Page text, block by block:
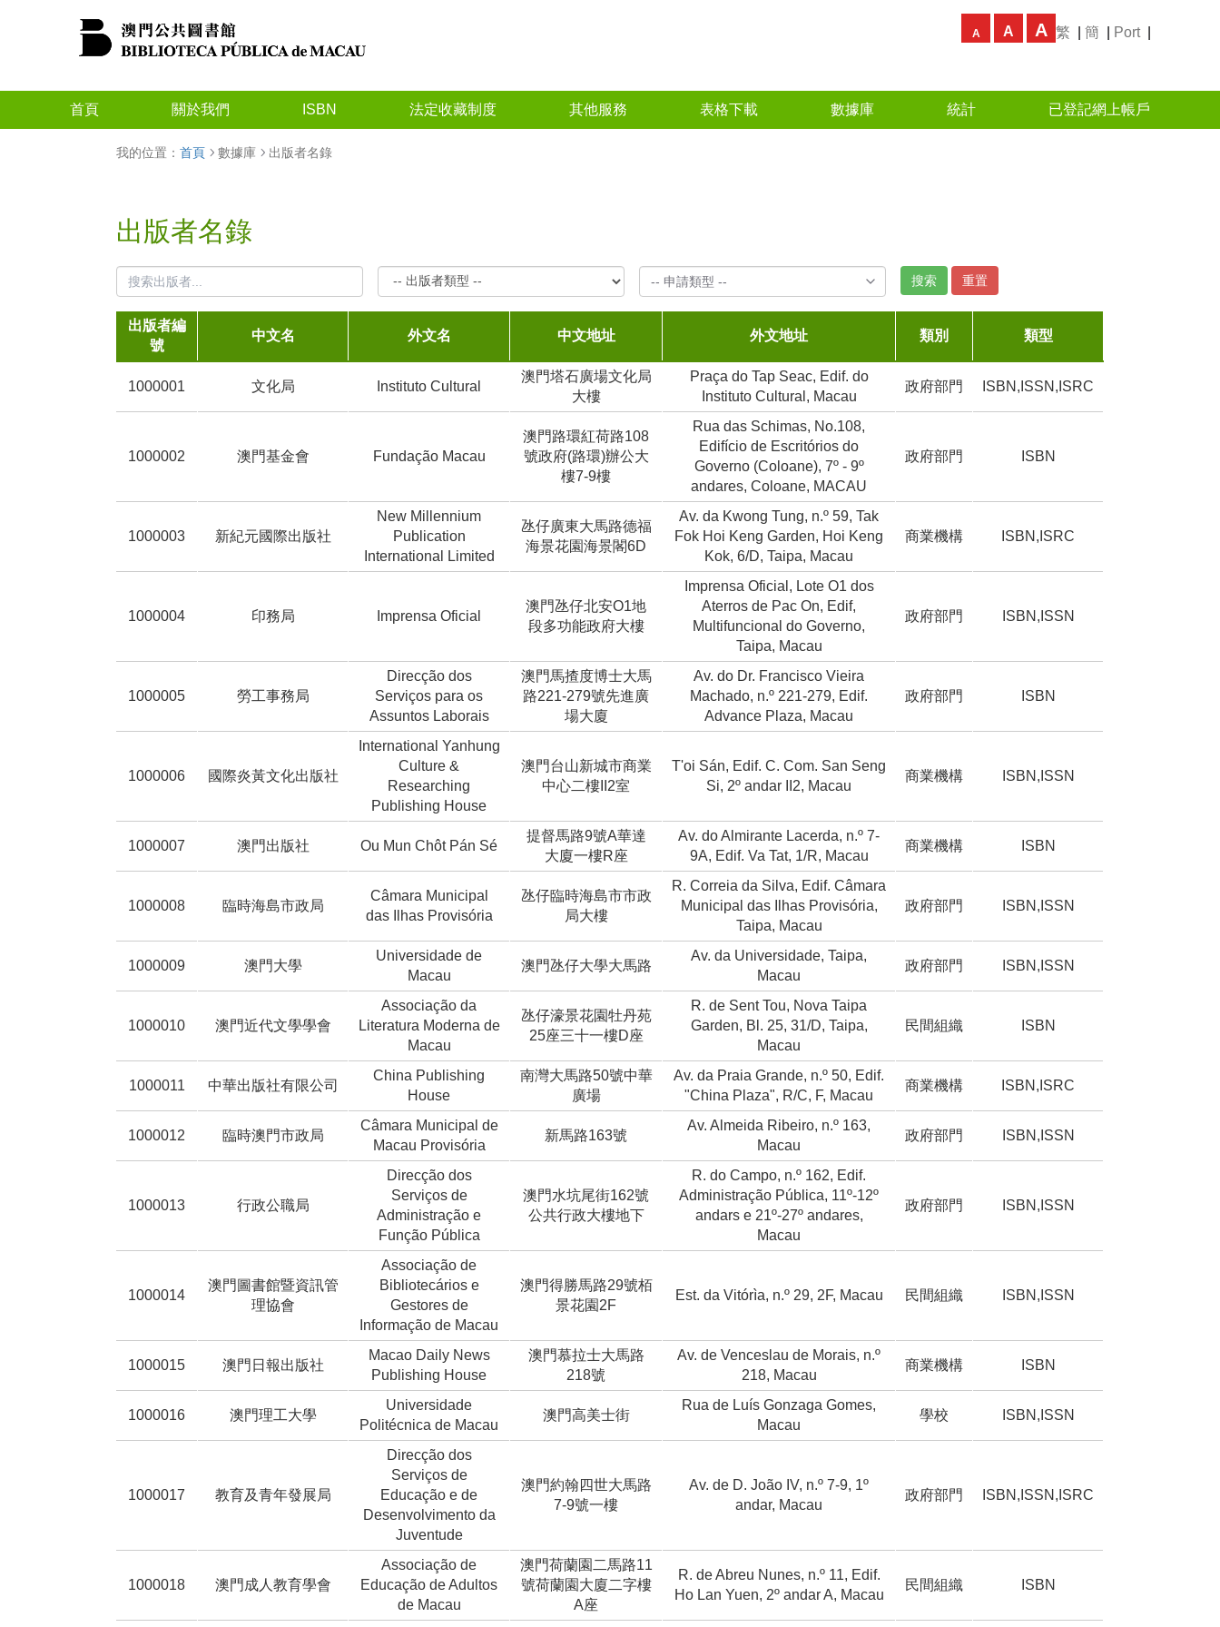
A A A 繁 簡 Port|
首頁 關於我們 ISBN 法定收藏制度 其他服務 表格下載 數據庫 統計 已登記網上帳戶
我的位置： 首頁 數據庫 出版者名錄
出版者名錄
-- 申請類型 -- 搜索 重置
出版者編
號
中文名 外文名 中文地址 外文地址 類別 類型
1000001 文化局 Instituto Cultural
澳門塔石廣場文化局
大樓
Praça do Tap Seac, Edif. do
Instituto Cultural, Macau
政府部門 ISBN,ISSN,ISRC
1000002 澳門基金會 Fundação Macau
澳門路環紅荷路108
號政府(路環)辦公大
樓7-9樓
Rua das Schimas, No.108,
Edifício de Escritórios do
Governo (Coloane), 7º - 9º
andares, Coloane, MACAU
政府部門 ISBN
1000003 新紀元國際出版社
New Millennium
Publication
International Limited
氹仔廣東大馬路德福
海景花園海景閣6D
Av. da Kwong Tung, n.º 59, Tak
Fok Hoi Keng Garden, Hoi Keng
Kok, 6/D, Taipa, Macau
商業機構 ISBN,ISRC
1000004 印務局 Imprensa Oficial
澳門氹仔北安O1地
段多功能政府大樓
Imprensa Oficial, Lote O1 dos
Aterros de Pac On, Edif,
Multifuncional do Governo,
Taipa, Macau
政府部門 ISBN,ISSN
1000005 勞工事務局
Direcção dos
Serviços para os
Assuntos Laborais
澳門馬揸度博士大馬
路221-279號先進廣
場大廈
Av. do Dr. Francisco Vieira
Machado, n.º 221-279, Edif.
Advance Plaza, Macau
政府部門 ISBN
1000006 國際炎黃文化出版社
International Yanhung
Culture &
Researching
Publishing House
澳門台山新城市商業
中心二樓II2室
T'oi Sán, Edif. C. Com. San Seng
Si, 2º andar II2, Macau
商業機構 ISBN,ISSN
1000007 澳門出版社 Ou Mun Chôt Pán Sé
提督馬路9號A華達
大廈一樓R座
Av. do Almirante Lacerda, n.º 7-
9A, Edif. Va Tat, 1/R, Macau
商業機構 ISBN
1000008 臨時海島市政局
Câmara Municipal
das Ilhas Provisória
氹仔臨時海島市市政
局大樓
R. Correia da Silva, Edif. Câmara
Municipal das Ilhas Provisória,
Taipa, Macau
政府部門 ISBN,ISSN
1000009 澳門大學
Universidade de
Macau
澳門氹仔大學大馬路
Av. da Universidade, Taipa,
Macau
政府部門 ISBN,ISSN
1000010 澳門近代文學學會
Associação da
Literatura Moderna de
Macau
氹仔濠景花園牡丹苑
25座三十一樓D座
R. de Sent Tou, Nova Taipa
Garden, Bl. 25, 31/D, Taipa,
Macau
民間組織 ISBN
1000011 中華出版社有限公司
China Publishing
House
南灣大馬路50號中華
廣場
Av. da Praia Grande, n.º 50, Edif.
"China Plaza", R/C, F, Macau
商業機構 ISBN,ISRC
1000012 臨時澳門市政局
Câmara Municipal de
Macau Provisória
新馬路163號
Av. Almeida Ribeiro, n.º 163,
Macau
政府部門 ISBN,ISSN
1000013 行政公職局
Direcção dos
Serviços de
Administração e
Função Pública
澳門水坑尾街162號
公共行政大樓地下
R. do Campo, n.º 162, Edif.
Administração Pública, 11º-12º
andars e 21º-27º andares,
Macau
政府部門 ISBN,ISSN
1000014
澳門圖書館暨資訊管
理協會
Associação de
Bibliotecários e
Gestores de
Informação de Macau
澳門得勝馬路29號栢
景花園2F
Est. da Vitórìa, n.º 29, 2F, Macau 民間組織 ISBN,ISSN
1000015 澳門日報出版社
Macao Daily News
Publishing House
澳門慕拉士大馬路
218號
Av. de Venceslau de Morais, n.º
218, Macau
商業機構 ISBN
1000016 澳門理工大學
Universidade
Politécnica de Macau
澳門高美士街
Rua de Luís Gonzaga Gomes,
Macau
學校 ISBN,ISSN
1000017 教育及青年發展局
Direcção dos
Serviços de
Educação e de
Desenvolvimento da
Juventude
澳門約翰四世大馬路
7-9號一樓
Av. de D. João IV, n.º 7-9, 1º
andar, Macau
政府部門 ISBN,ISSN,ISRC
1000018 澳門成人教育學會
Associação de
Educação de Adultos
de Macau
澳門荷蘭園二馬路11
號荷蘭園大廈二字樓
A座
R. de Abreu Nunes, n.º 11, Edif.
Ho Lan Yuen, 2º andar A, Macau
民間組織 ISBN